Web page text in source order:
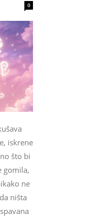
0
iskrene
što bi
gomila,
ne
ništa